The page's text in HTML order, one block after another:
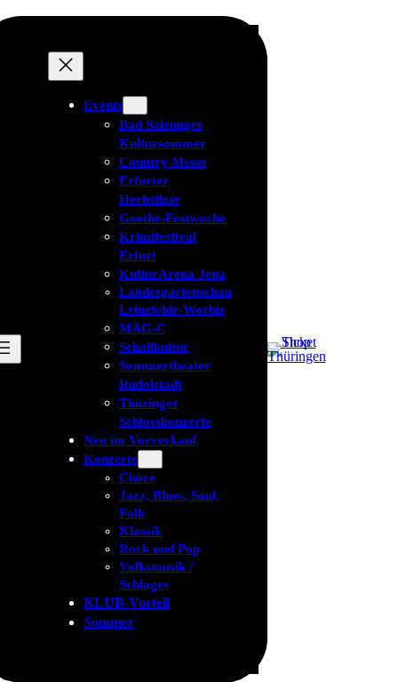
Events
Bad Salzunger
Kultursommer
Country Messe
Erfurter
Herbstlese
Goethe-Festwoche
Krimifestival
Erfurt
KulturArena Jena
Landesgartenschau
Leinefelde-Worbis
MAG-C
Schallkultur
Sommertheater
Rudolstadt
Thüringer
Schlosskonzerte
Neu im Vorverkauf
Konzerte
Chöre
Jazz, Blues, Soul,
Folk
Klassik
Rock und Pop
Volksmusik /
Schlager
KLUB-Vorteil
Sommer